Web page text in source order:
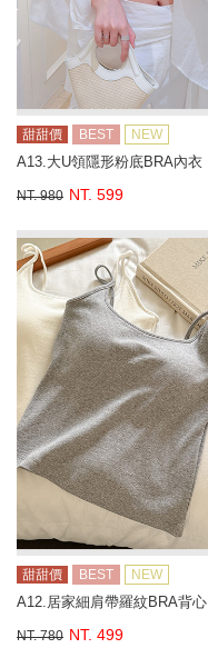
甜甜價 BEST NEW
A13.大U領隱形粉底BRA內衣
NT. 980 NT. 599
甜甜價 BEST NEW
A12.居家細肩帶羅紋BRA背心
NT. 780 NT. 499